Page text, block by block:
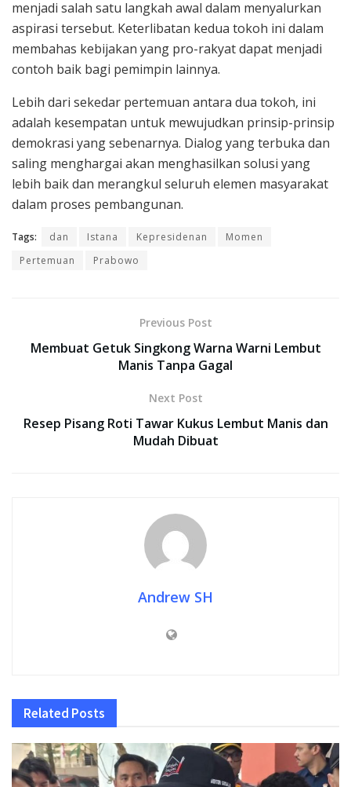
menjadi salah satu langkah awal dalam menyalurkan
aspirasi tersebut. Keterlibatan kedua tokoh ini dalam
membahas kebijakan yang pro-rakyat dapat menjadi
contoh baik bagi pemimpin lainnya.
Lebih dari sekedar pertemuan antara dua tokoh, ini
adalah kesempatan untuk mewujudkan prinsip-prinsip
demokrasi yang sebenarnya. Dialog yang terbuka dan
saling menghargai akan menghasilkan solusi yang
lebih baik dan merangkul seluruh elemen masyarakat
dalam proses pembangunan.
Tags: dan Istana Kepresidenan
Momen
Pertemuan
Prabowo
Previous Post
Membuat Getuk Singkong Warna Warni Lembut
Manis Tanpa Gagal
Next Post
Resep Pisang Roti Tawar Kukus Lembut Manis dan
Mudah Dibuat
Andrew SH
Related Posts